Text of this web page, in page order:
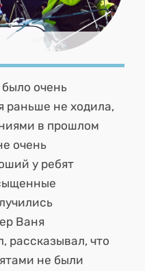
очень
раньше не ходила,
в прошлом
очень
у ребят
Ваня
рассказывал, что
не были